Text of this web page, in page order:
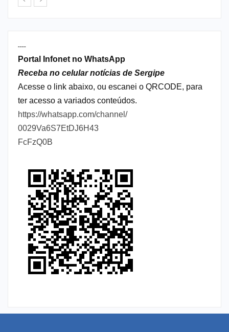
----
Portal Infonet no WhatsApp
Receba no celular notícias de Sergipe
Acesse o link abaixo, ou escanei o QRCODE, para
ter acesso a variados conteúdos.
https://whatsapp.com/channel/
0029Va6S7EtDJ6H43
FcFzQ0B